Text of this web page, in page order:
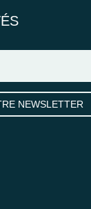
NEWSLETTER